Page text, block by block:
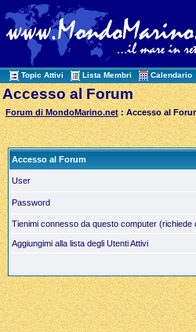
Topic Attivi Lista Membri Calendario
Accesso al Forum
Forum di MondoMarino.net : Accesso al
Accesso al Forum
User
Password
Tienimi connesso da questo computer (richiede
Aggiungimi alla lista degli Utenti Attivi